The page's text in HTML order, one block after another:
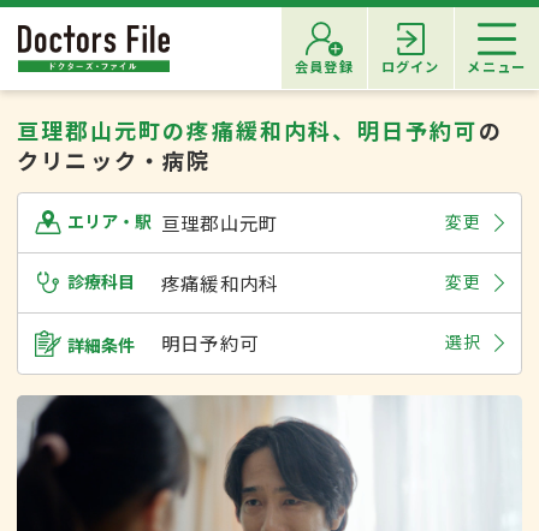
会員登録 ログイン メニュー
亘理郡山元町の疼痛緩和内科、明日予約可の
クリニック・病院
エリア・駅 亘理郡山元町 変更
診療科目 疼痛緩和内科 変更
詳細条件 明日予約可 選択